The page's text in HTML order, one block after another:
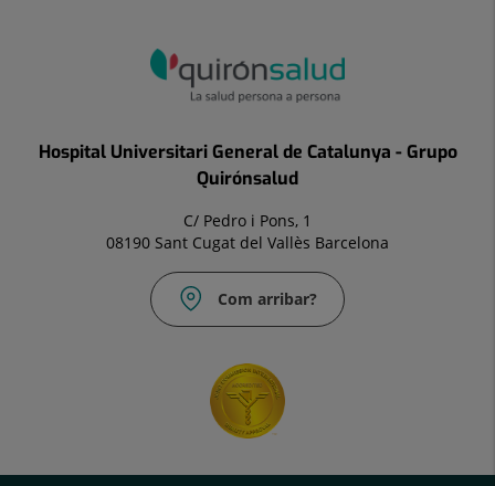
Hospital Universitari General de Catalunya - Grupo
Quirónsalud
C/ Pedro i Pons, 1
08190 Sant Cugat del Vallès Barcelona
Com arribar?